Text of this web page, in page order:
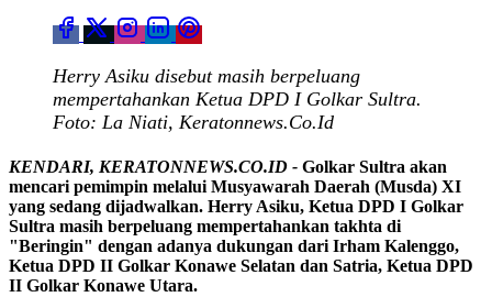
Herry Asiku disebut masih berpeluang
mempertahankan Ketua DPD I Golkar Sultra.
Foto: La Niati, Keratonnews.Co.Id
KENDARI, KERATONNEWS.CO.ID - Golkar Sultra akan
mencari pemimpin melalui Musyawarah Daerah (Musda) XI
yang sedang dijadwalkan. Herry Asiku, Ketua DPD I Golkar
Sultra masih berpeluang mempertahankan takhta di
"Beringin" dengan adanya dukungan dari Irham Kalenggo,
Ketua DPD II Golkar Konawe Selatan dan Satria, Ketua DPD
II Golkar Konawe Utara.